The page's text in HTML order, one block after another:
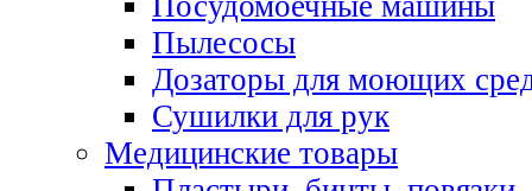
Пылесосы
Дозаторы для моющих
Сушилки для рук
Медицинские товары